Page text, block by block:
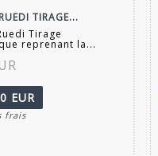
TIRAGE...
Tirage
reprenant la...
EUR
frais